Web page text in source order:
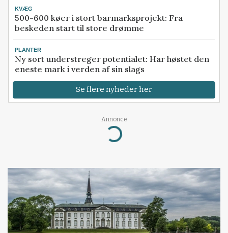
KVÆG
500-600 køer i stort barmarksprojekt: Fra
beskeden start til store drømme
PLANTER
Ny sort understreger potentialet: Har høstet den
eneste mark i verden af sin slags
Se flere nyheder her
Annonce
Loading...